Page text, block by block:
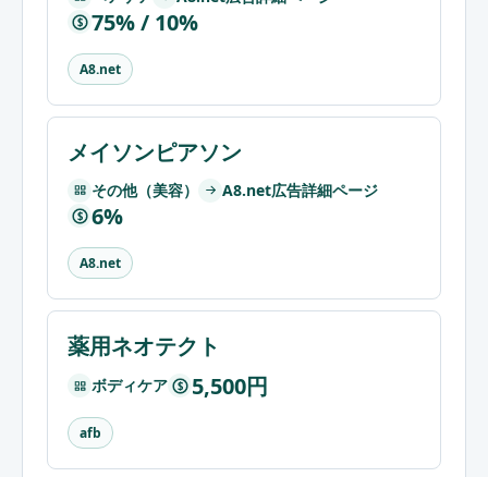
$ 75% / 10%
A8.net
メイソンピアソン
その他（美容） A8.net広告詳細ページ
$ 6%
A8.net
薬用ネオテクト
ボディケア $ 5,500円
afb